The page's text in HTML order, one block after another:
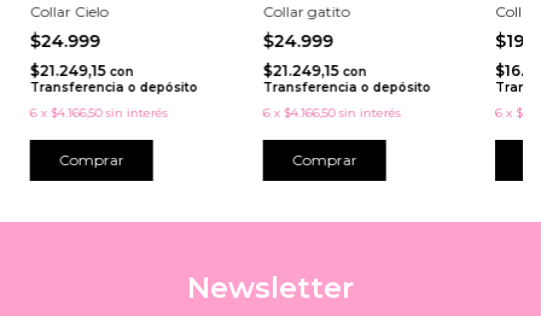
Collar Cielo
$24.999
$21.249,15 con
Transferencia o depósito
6 x $4.166,50 sin interés
Comprar
Collar gatito
$24.999
$21.249,15 con
Transferencia o depósito
6 x $4.166,50 sin interés
Collar
6 x
Newsletter